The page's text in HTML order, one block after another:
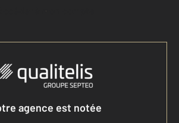
Accéder à mon compte
agence est notée